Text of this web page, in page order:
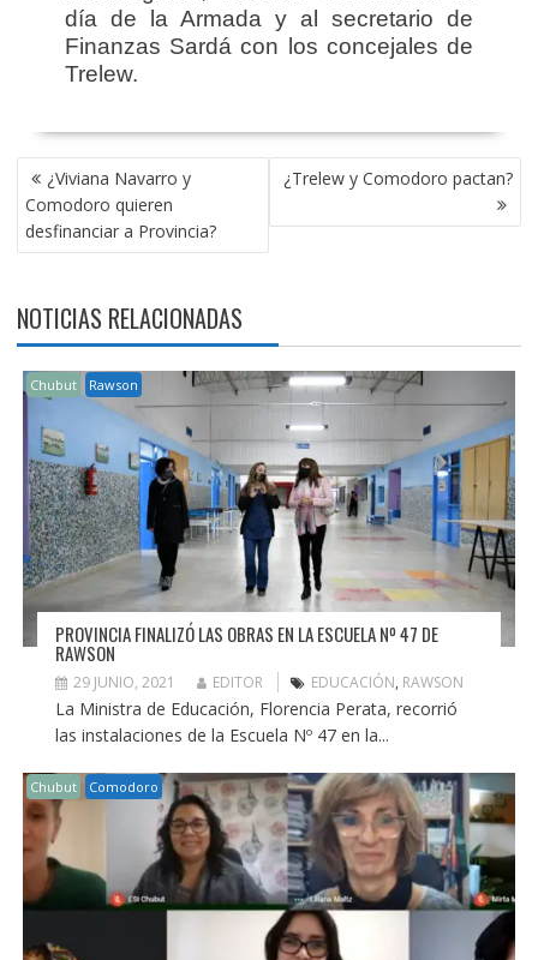
día de la Armada y al secretario de
Finanzas Sardá con los concejales de
Trelew.
NAVEGACIÓN
DE
ENTRADAS
¿Viviana Navarro y
Comodoro quieren
desfinanciar a Provincia?
¿Trelew y Comodoro pactan?
NOTICIAS RELACIONADAS
Chubut Rawson
PROVINCIA FINALIZÓ LAS OBRAS EN LA ESCUELA Nº 47 DE
RAWSON
29 JUNIO, 2021 EDITOR EDUCACIÓN, RAWSON
La Ministra de Educación, Florencia Perata, recorrió
las instalaciones de la Escuela Nº 47 en la...
Chubut Comodoro